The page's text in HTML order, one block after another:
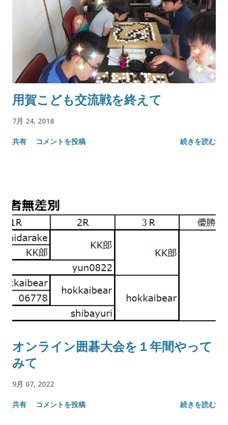
用賀こども交流戦を終えて
7月 24, 2018
共有 コメントを投稿 続きを読む
オンライン囲碁大会を１年間やって
みて
9月 07, 2022
共有 コメントを投稿 続きを読む